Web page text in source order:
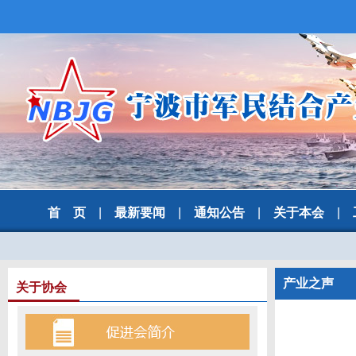
首 页 |最新要闻 |通知公告 关于本会 |
关于协会 产业之声